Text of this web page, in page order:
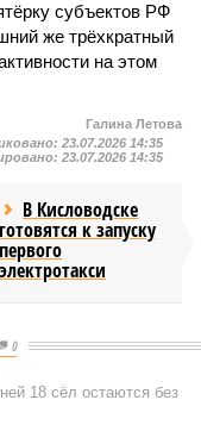
субъектов РФ
же трёхкратный
на этом
Галина Летова
23.07.2026 14:35
23.07.2026 14:35
В Кисловодске
готовятся к запуску
первого
электротакси
0
18 сёл остаются без